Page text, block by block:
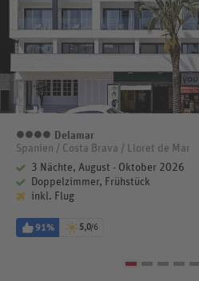
4 Sterne
Delamar
Spanien / Costa Brava / Lloret de Mar
3 Nächte, August - Oktober 2026
Doppelzimmer, Frühstück
inkl. Flug
91% 5,0/6